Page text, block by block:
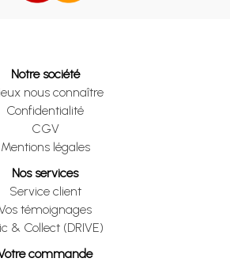
Notre société
nous connaître
Confidentialité
CGV
Mentions légales
Nos services
Service client
témoignages
& Collect (DRIVE)
commande